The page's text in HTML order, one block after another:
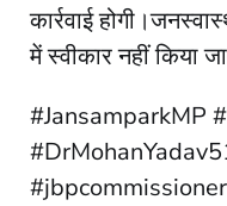
कार्रवाई
में स्वीकार नहीं किया
#JansamparkMP